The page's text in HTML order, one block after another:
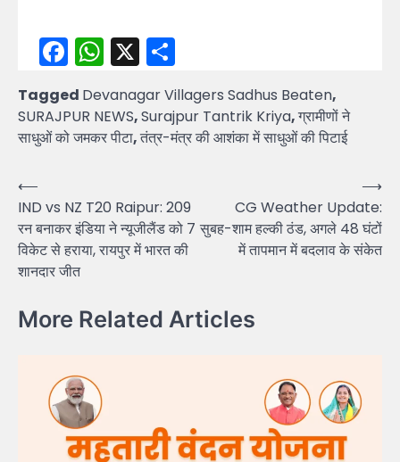
Facebook
WhatsApp
X
Tagged Devanagar Villagers Sadhus Beaten,
SURAJPUR NEWS,Surajpur Tantrik Kriya,ग्रामीणों ने
साधुओं को जमकर पीटा,तंत्र-मंत्र की आशंका में साधुओं की पिटाई
Post
navigation
⟵
IND vs NZ T20 Raipur: 209
रन बनाकर इंडिया ने न्यूजीलैंड को 7
विकेट से हराया, रायपुर में भारत की
शानदार जीत
CG Weather Update:
सुबह-शाम हल्की ठंड, अगले 48 घंटों
में तापमान में बदलाव के संकेत
⟶
More Related Articles